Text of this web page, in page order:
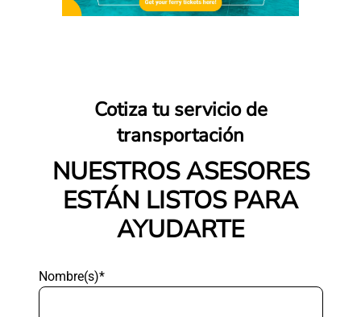
Cotiza tu servicio de
transportación
NUESTROS ASESORES
ESTÁN LISTOS PARA
AYUDARTE
Nombre(s)*